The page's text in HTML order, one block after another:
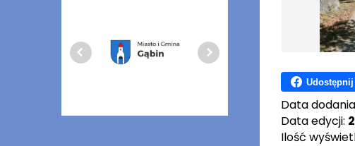
Udostępnij
Data
Data edycji:
Ilość